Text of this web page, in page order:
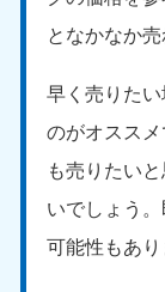
となかなか売
早く売りた
のがオスス
も売りたい
いでしょう
可能性もあり